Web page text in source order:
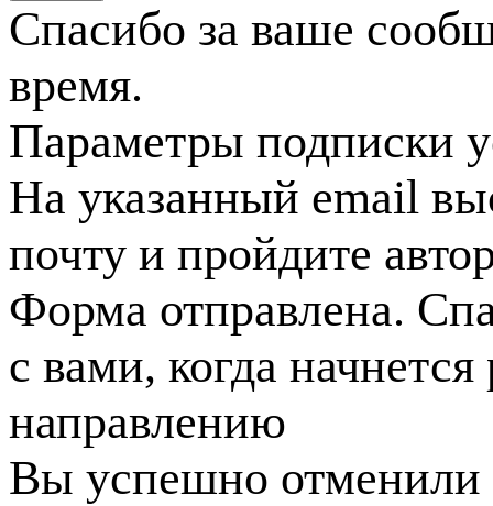
Спасибо за ваше
время.
Параметры подписки
На указанный email
почту и пройдите
Форма отправлена.
с вами, когда
направлению
Вы успешно отменили